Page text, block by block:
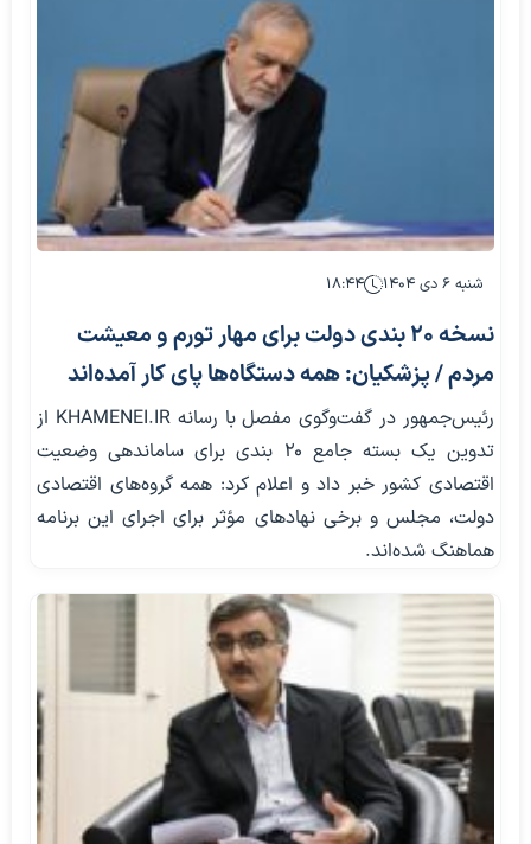
شنبه ۶ دی ۱۴۰۴ ۱۸:۴۴
نسخه ۲۰ بندی دولت برای مهار تورم و معیشت
مردم / پزشکیان: همه دستگاه‌ها پای کار آمده‌اند
رئیس‌جمهور در گفت‌وگوی مفصل با رسانه KHAMENEI.IR از
تدوین یک بسته جامع ۲۰ بندی برای ساماندهی وضعیت
اقتصادی کشور خبر داد و اعلام کرد: همه گروه‌های اقتصادی
دولت، مجلس و برخی نهادهای مؤثر برای اجرای این برنامه
هماهنگ شده‌اند.